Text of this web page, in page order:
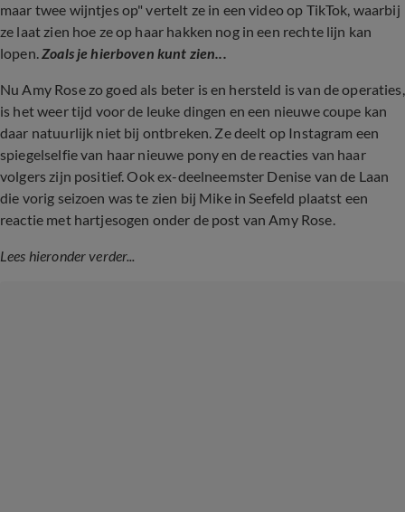
maar twee wijntjes op" vertelt ze in een video op TikTok, waarbij
ze laat zien hoe ze op haar hakken nog in een rechte lijn kan
lopen.Zoals je hierboven kunt zien...
Nu Amy Rose zo goed als beter is en hersteld is van de operaties,
is het weer tijd voor de leuke dingen en een nieuwe coupe kan
daar natuurlijk niet bij ontbreken. Ze deelt op Instagram een
spiegelselfie van haar nieuwe pony en de reacties van haar
volgers zijn positief. Ook ex-deelneemster Denise van de Laan
die vorig seizoen was te zien bij Mike in Seefeld plaatst een
reactie met hartjesogen onder de post van Amy Rose.
Lees hieronder verder...